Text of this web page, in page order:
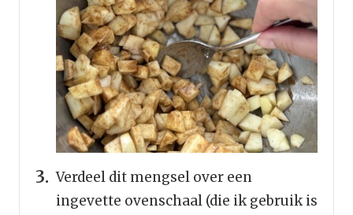
Verdeel dit mengsel over een
ingevette ovenschaal (die ik gebruik is